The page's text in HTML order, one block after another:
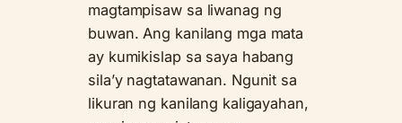
magtampisaw sa liwanag ng
buwan. Ang kanilang mga mata
ay kumikislap sa saya habang
sila’y nagtatawanan. Ngunit sa
likuran ng kanilang kaligayahan,